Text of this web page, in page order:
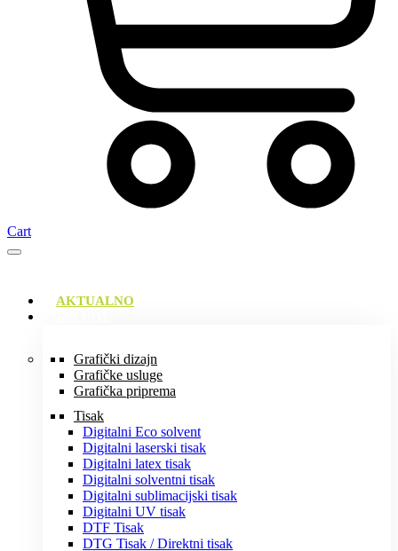
Cart
AKTUALNO
Grafički dizajn
Grafičke usluge
Grafička priprema
Tisak
Digitalni Eco solvent
Digitalni laserski tisak
Digitalni latex tisak
Digitalni solventni tisak
Digitalni sublimacijski tisak
Digitalni UV tisak
DTF Tisak
DTG Tisak / Direktni tisak